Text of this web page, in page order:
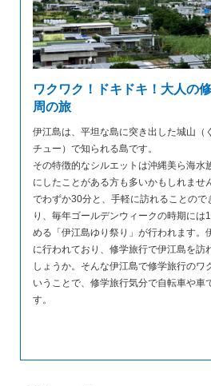
ワクワク！ドキドキ！大人の
周の旅
伊江島は、平坦な島に突き出した城山（
チュー）で知られる島です。
その特徴的なシルエットは沖縄美ら海水
にしたことがある方も多いかもしれませ
でわずか30分と、手軽に訪れることので
り、毎年ゴールデンウィークの時期には
める「伊江島ゆり祭り」が行われます。
に行われており、修学旅行で伊江島を訪
しょうか。そんな伊江島で修学旅行のワ
いうことで、修学旅行気分で自転車や車
す。